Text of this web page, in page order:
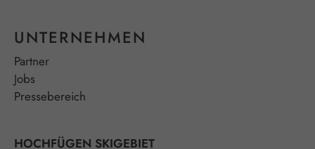
UNTERNEHMEN
Partner
Jobs
Pressebereich
HOCHFÜGEN SKIGEBIET